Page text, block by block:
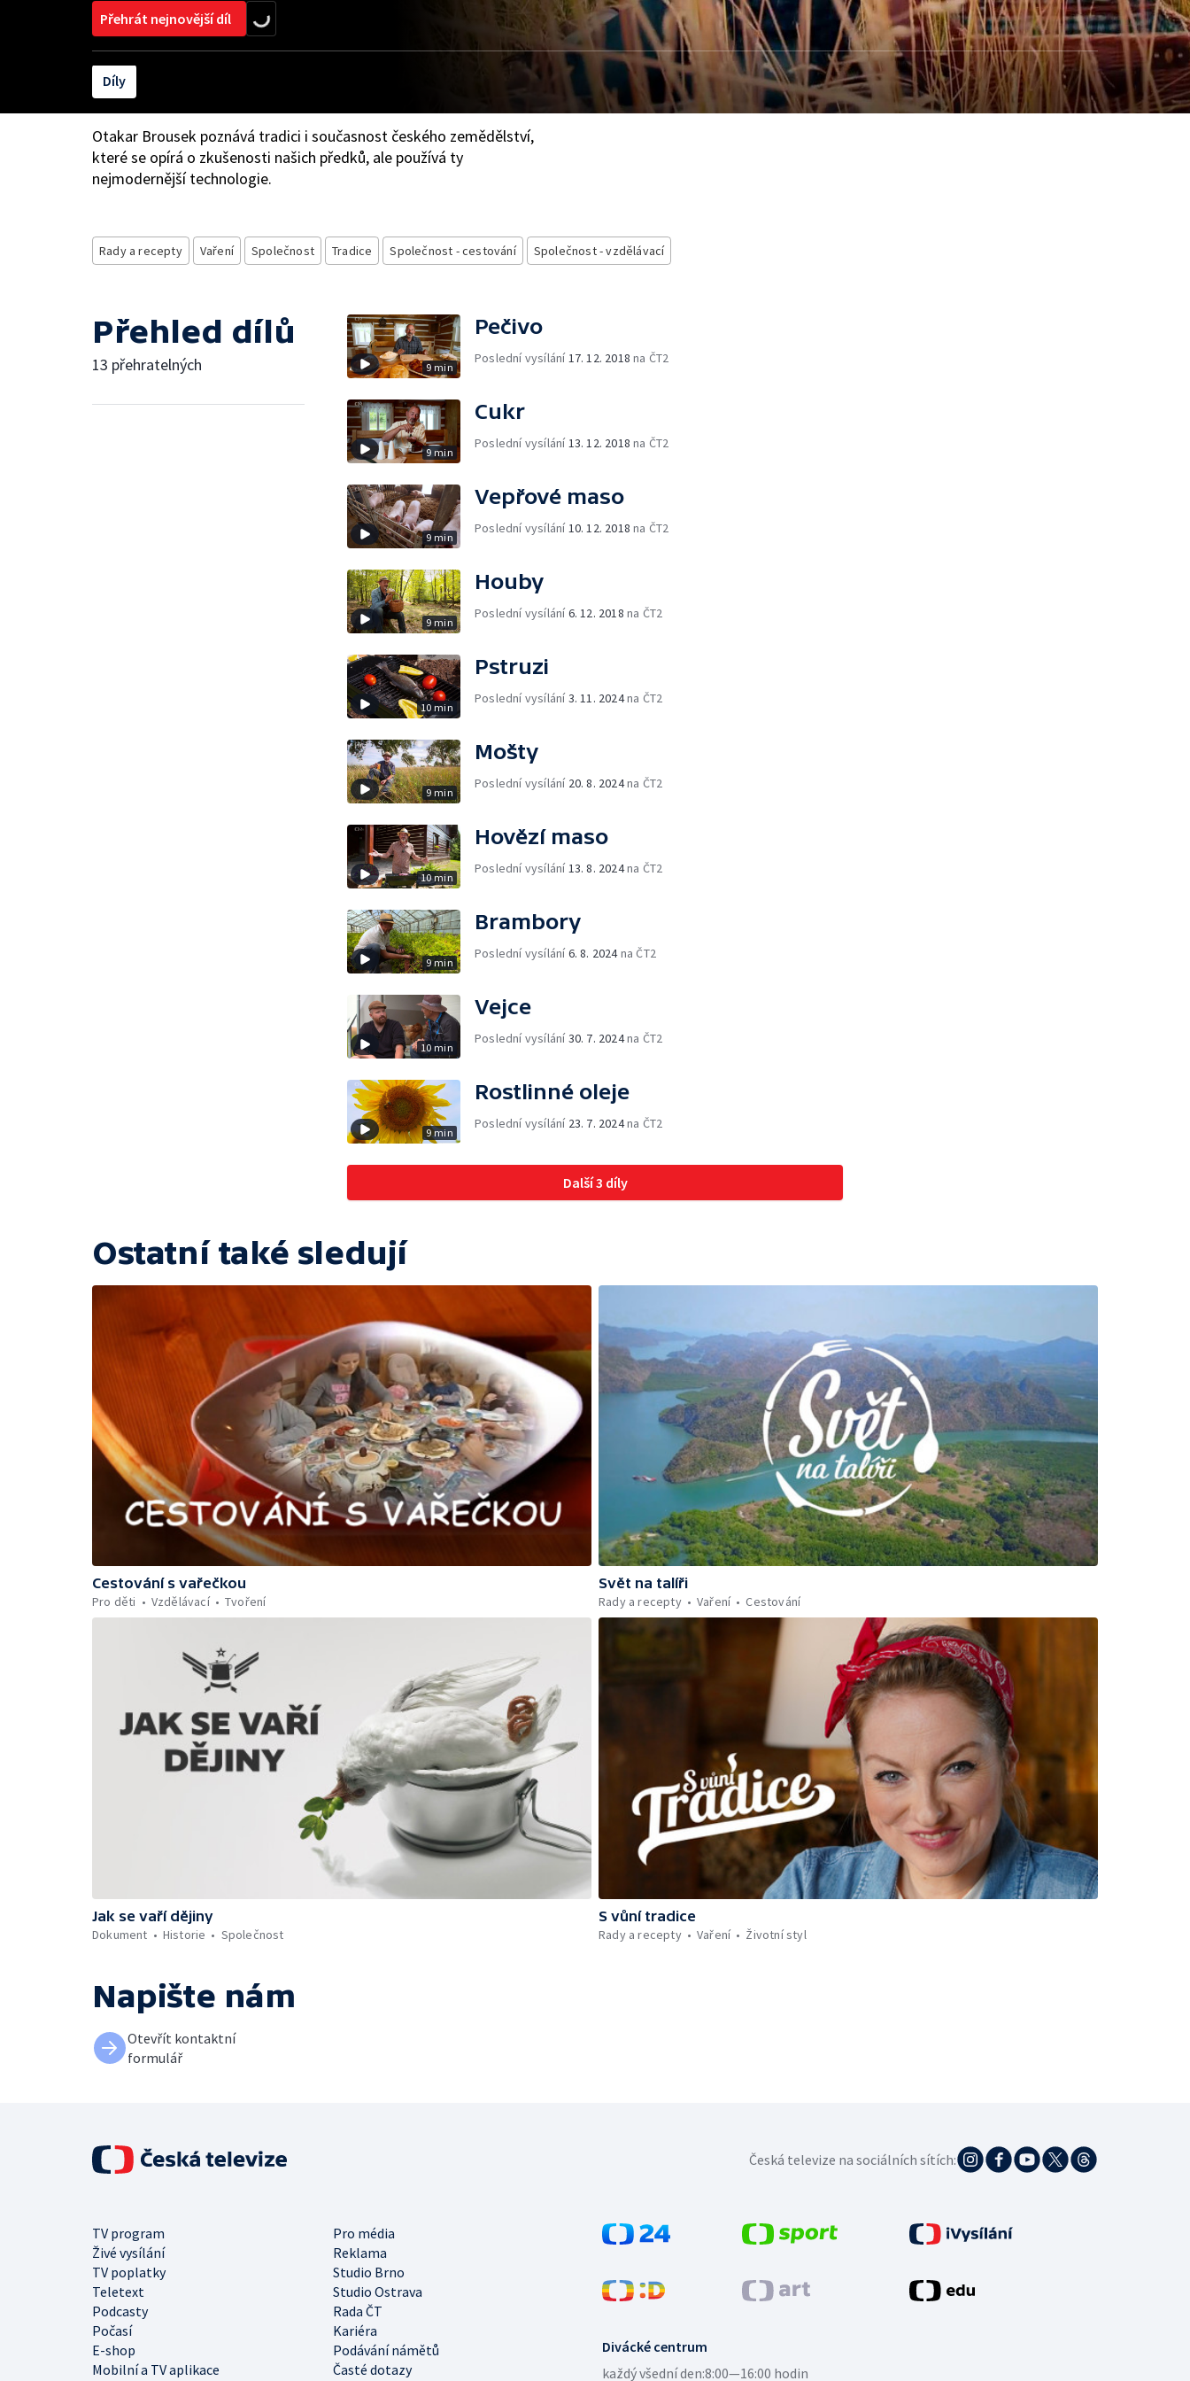
Přehrát nejnovější díl
Díly
Otakar Brousek poznává tradici i současnost českého zemědělství,
které se opírá o zkušenosti našich předků, ale používá ty
nejmodernější technologie.
Rady a recepty Vaření Společnost Tradice Společnost - cestování Společnost - vzdělávací
Přehled dílů
13 přehratelných 9 min
Pečivo
Poslední vysílání17. 12. 2018 na ČT2
9 min
Cukr
Poslední vysílání13. 12. 2018 na ČT2
9 min
Vepřové maso
Poslední vysílání10. 12. 2018 na ČT2
9 min
Houby
Poslední vysílání6. 12. 2018 na ČT2
10 min
Pstruzi
Poslední vysílání3. 11. 2024na ČT2
9 min
Mošty
Poslední vysílání 20. 8. 2024na ČT2
10 min
Hovězí maso
Poslední vysílání13. 8. 2024na ČT2
9 min
Brambory
Poslední vysílání6. 8. 2024na ČT2
10 min
Vejce
Poslední vysílání30. 7. 2024na ČT2
9 min
Rostlinné oleje
Poslední vysílání 23. 7. 2024na ČT2
Další 3 díly
Ostatní také sledují
Cestování s vařečkou
Pro děti
Vzdělávací Tvoření
Svět na talíři
Rady a recepty
Vaření Cestování
Jak se vaří dějiny
Dokument
Historie Společnost
S vůní tradice
Rady a recepty
Vaření Životní styl
Napište nám
Otevřít kontaktní
formulář
Divácké centrum
každý všední den:8:00—16:00 hodin
TV program
Pro média
Živé vysílání
Reklama
TV poplatky
Studio Brno
Teletext
Studio Ostrava
Podcasty
Rada ČT
Počasí
Kariéra
E-shop
Podávání námětů
Mobilní a TV aplikace
Časté dotazy
Česká televize na sociálních sítích: